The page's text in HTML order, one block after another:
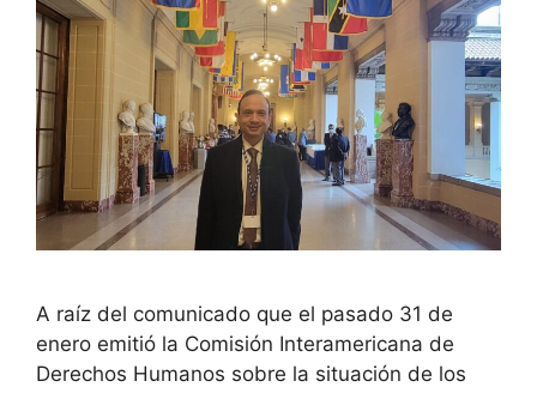
A raíz del comunicado que el pasado 31 de
enero emitió la Comisión Interamericana de
Derechos Humanos sobre la situación de los